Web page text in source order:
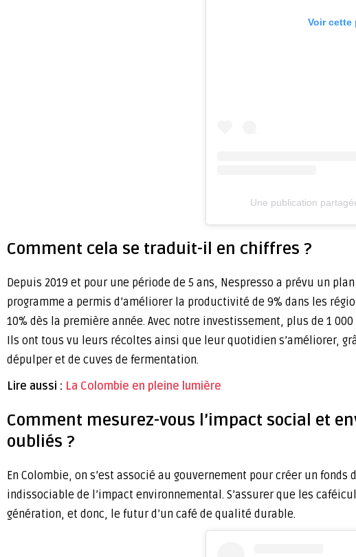
Voir cette
Une publication
Comment cela se traduit-il en chiffres ?
Depuis 2019 et pour une période de 5 ans, Nespresso a prévu un
programme a permis d’améliorer la productivité de 9% dans les
10% dès la première année. Avec notre investissement, plus de 1
Ils ont tous vu leurs récoltes ainsi que leur quotidien s’améliorer,
dépulper et de cuves de fermentation.
Lire aussi : La Colombie en pleine lumière
Comment mesurez-vous l’impact social et
oubliés ?
En Colombie, on s’est associé au gouvernement pour créer un
indissociable de l’impact environnemental. S’assurer que les
génération, et donc, le futur d’un café de qualité durable.